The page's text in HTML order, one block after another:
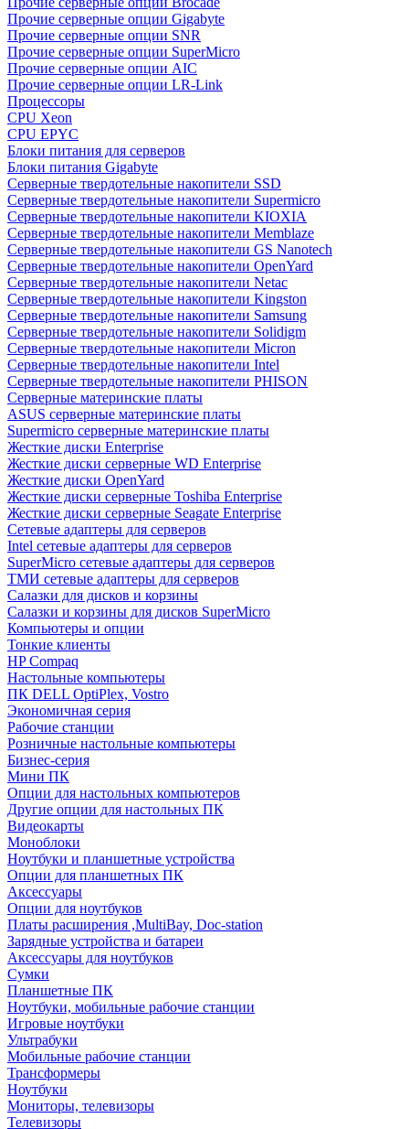
Прочие серверные опции Gigabyte
Прочие серверные опции SNR
Прочие серверные опции SuperMicro
Прочие серверные опции AIC
Прочие серверные опции LR-Link
Процессоры
CPU Xeon
CPU EPYC
Блоки питания для серверов
Блоки питания Gigabyte
Серверные твердотельные накопители SSD
Cерверные твердотельные накопители Supermicro
Cерверные твердотельные накопители KIOXIA
Cерверные твердотельные накопители Memblaze
Cерверные твердотельные накопители GS Nanotech
Серверные твердотельные накопители OpenYard
Серверные твердотельные накопители Netac
Cерверные твердотельные накопители Kingston
Cерверные твердотельные накопители Samsung
Cерверные твердотельные накопители Solidigm
Cерверные твердотельные накопители Micron
Cерверные твердотельные накопители Intel
Cерверные твердотельные накопители PHISON
Серверные материнские платы
ASUS серверные материнские платы
Supermicro серверные материнские платы
Жесткие диски Enterprise
Жесткие диски серверные WD Enterprise
Жесткие диски OpenYard
Жесткие диски серверные Toshiba Enterprise
Жесткие диски серверные Seagate Enterprise
Сетевые адаптеры для серверов
Intel сетевые адаптеры для серверов
SuperMicro сетевые адаптеры для серверов
ТМИ сетевые адаптеры для серверов
Салазки для дисков и корзины
Салазки и корзины для дисков SuperMicro
Компьютеры и опции
Тонкие клиенты
HP Compaq
Настольные компьютеры
ПК DELL OptiPlex, Vostro
Экономичная серия
Рабочие станции
Розничные настольные компьютеры
Бизнес-серия
Мини ПК
Опции для настольных компьютеров
Другие опции для настольных ПК
Видеокарты
Моноблоки
Ноутбуки и планшетные устройства
Опции для планшетных ПК
Аксессуары
Опции для ноутбуков
Платы расширения ,MultiBay, Doc-station
Зарядные устройства и батареи
Аксессуары для ноутбуков
Сумки
Планшетные ПК
Ноутбуки, мобильные рабочие станции
Игровые ноутбуки
Ультрабуки
Мобильные рабочие станции
Трансформеры
Ноутбуки
Мониторы, телевизоры
Телевизоры